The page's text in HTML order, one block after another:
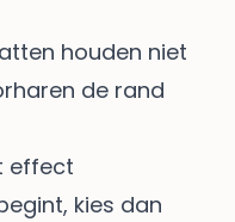
houden niet
de rand
effect
kies dan